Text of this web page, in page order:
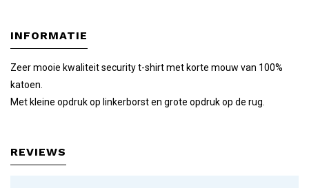
INFORMATIE
Zeer mooie kwaliteit security t-shirt met korte mouw van 100%
katoen.
Met kleine opdruk op linkerborst en grote opdruk op de rug.
REVIEWS